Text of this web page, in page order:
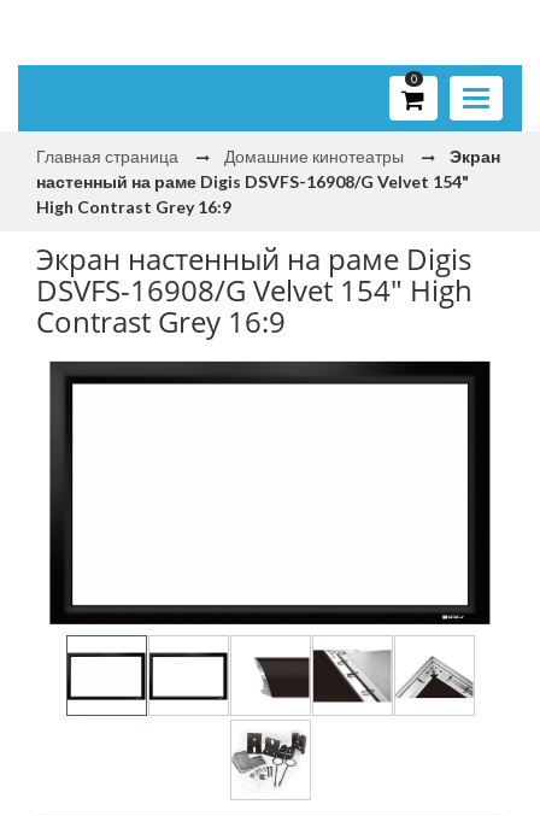
Toggle
0
Главная страница Домашние кинотеатры
Экран
настенный на раме Digis DSVFS-16908/G Velvet 154"
High Contrast Grey 16:9
Экран настенный на раме Digis
DSVFS-16908/G Velvet 154" High
Contrast Grey 16:9